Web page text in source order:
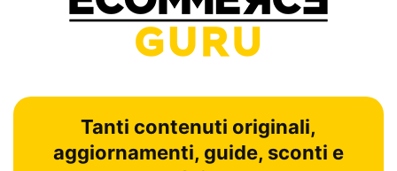
Tanti contenuti originali,
aggiornamenti, guide, sconti e